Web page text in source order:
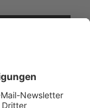
Reichinnek
2025.